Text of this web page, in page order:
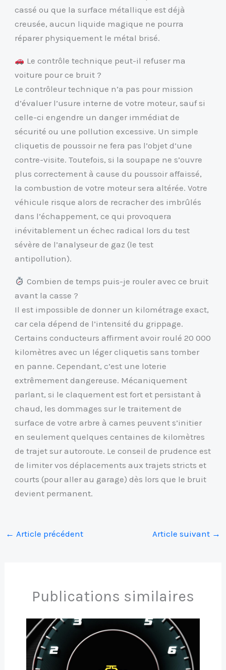
cassé ou que la surface métallique est déjà
creusée, aucun liquide magique ne pourra
réparer physiquement le métal brisé.
Le contrôle technique peut-il refuser ma
voiture pour ce bruit ?
Le contrôleur technique n’a pas pour mission
d’évaluer l’usure interne de votre moteur, sauf si
celle-ci engendre un danger immédiat de
sécurité ou une pollution excessive. Un simple
cliquetis de poussoir ne fera pas l’objet d’une
contre-visite. Toutefois, si la soupape ne s’ouvre
plus correctement à cause du poussoir affaissé,
la combustion de votre moteur sera altérée. Votre
véhicule risque alors de recracher des imbrûlés
dans l’échappement, ce qui provoquera
inévitablement un échec radical lors du test
sévère de l’analyseur de gaz (le test
antipollution).
Combien de temps puis-je rouler avec ce bruit
avant la casse ?
Il est impossible de donner un kilométrage exact,
car cela dépend de l’intensité du grippage.
Certains conducteurs affirment avoir roulé 20 000
kilomètres avec un léger cliquetis sans tomber
en panne. Cependant, c’est une loterie
extrêmement dangereuse. Mécaniquement
parlant, si le claquement est fort et persistant à
chaud, les dommages sur le traitement de
surface de votre arbre à cames peuvent s’initier
en seulement quelques centaines de kilomètres
de trajet sur autoroute. Le conseil de prudence est
de limiter vos déplacements aux trajets stricts et
courts (pour aller au garage) dès lors que le bruit
devient permanent.
← Article précédent Article suivant →
Publications similaires